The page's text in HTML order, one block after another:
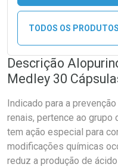
TODOS OS
Descrição
Medley 30
Indicado para a
renais, pertence ao
tem ação especial para
modificações químicas
reduz a produção de